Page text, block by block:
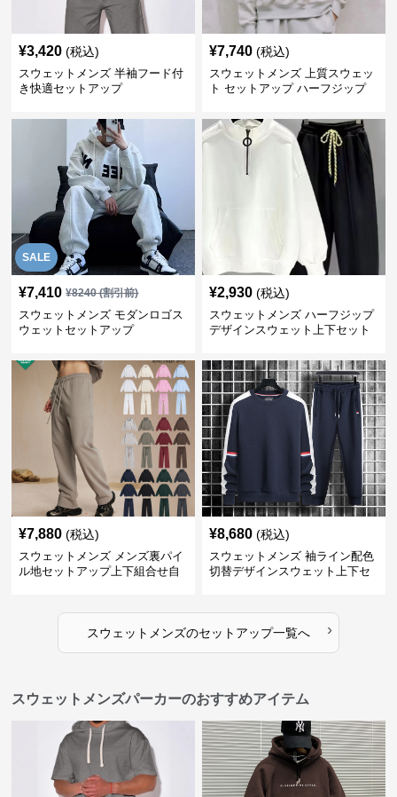
¥3,420 (税込)
スウェットメンズ 半袖フード付
き快適セットアップ
¥7,740 (税込)
スウェットメンズ 上質スウェッ
ト セットアップ ハーフジップ
SALE
¥7,410 ¥8240(割引前)
スウェットメンズ モダンロゴス
ウェットセットアップ
¥2,930 (税込)
スウェットメンズ ハーフジップ
デザインスウェット上下セット
¥7,880 (税込)
スウェットメンズ メンズ裏パイ
ル地セットアップ上下組合せ自
¥8,680 (税込)
スウェットメンズ 袖ライン配色
切替デザインスウェット上下セ
スウェットメンズのセットアップ一覧へ ›
スウェットメンズパーカーのおすすめアイテム